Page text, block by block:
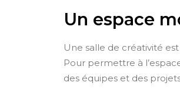
Un espace
Une salle de créativité
Pour permettre à
des équipes et des